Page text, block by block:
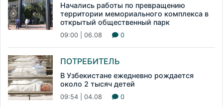
Начались работы по превращению
территории мемориального комплекса в
открытый общественный парк
09:00 | 06.08 0
ПОТРЕБИТЕЛЬ
В Узбекистане ежедневно рождается
около 2 тысяч детей
09:54 | 04.08 0